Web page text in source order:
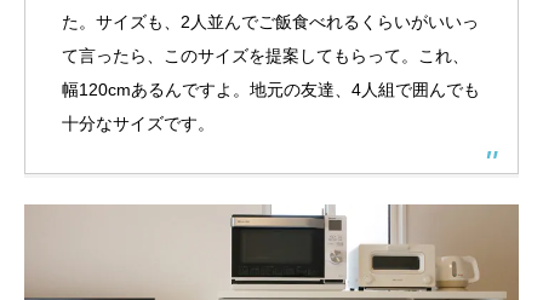
た。サイズも、2人並んでご飯食べれるくらいがいいっ
て言ったら、このサイズを提案してもらって。これ、
幅120cmあるんですよ。地元の友達、4人組で囲んでも
十分なサイズです。